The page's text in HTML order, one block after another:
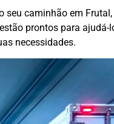
seu caminhão em
prontos para ajudá-
necessidades.